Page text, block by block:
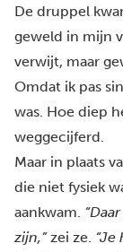
De druppel
geweld in mijn
verwijt, maar
Omdat ik pas
was. Hoe diep
weggecijferd.
Maar in plaats
die niet fysiek
aankwam.
zijn,”zei ze. “Je